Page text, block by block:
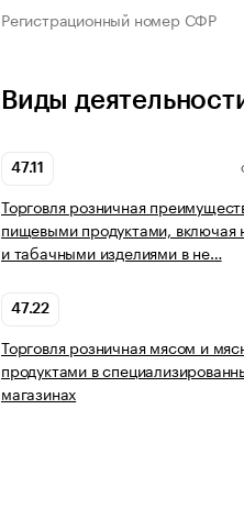
Регистрационный номер СФР
Виды
47.11
Торговля розничная
пищевыми продуктами, включая
и табачными изделиями в не…
47.22
Торговля розничная мясом и
продуктами в
магазинах